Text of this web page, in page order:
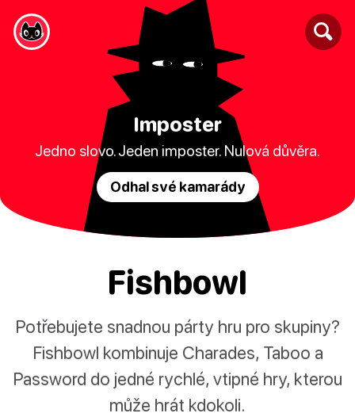
Imposter
Jedno slovo. Jeden imposter. Nulová důvěra.
Odhal své kamarády
Fishbowl
Potřebujete snadnou párty hru pro skupiny?
Fishbowl kombinuje Charades, Taboo a
Password do jedné rychlé, vtipné hry, kterou
může hrát kdokoli.